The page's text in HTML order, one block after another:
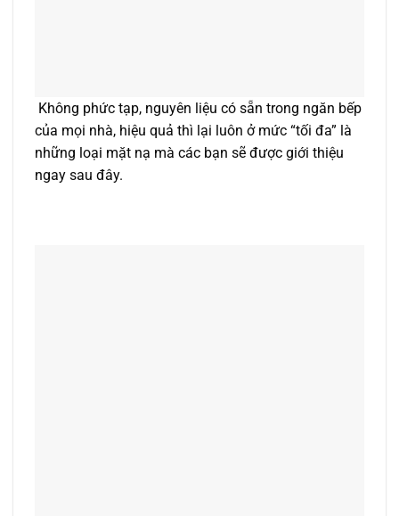
Không phức tạp, nguyên liệu có sẵn trong ngăn bếp
của mọi nhà, hiệu quả thì lại luôn ở mức “tối đa” là
những loại mặt nạ mà các bạn sẽ được giới thiệu
ngay sau đây.